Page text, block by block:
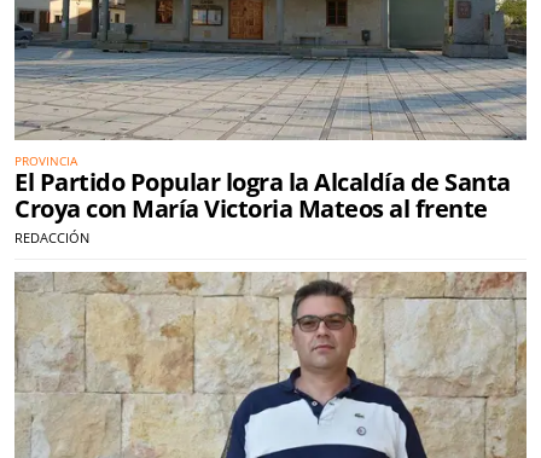
PROVINCIA
El Partido Popular logra la Alcaldía de Santa
Croya con María Victoria Mateos al frente
REDACCIÓN